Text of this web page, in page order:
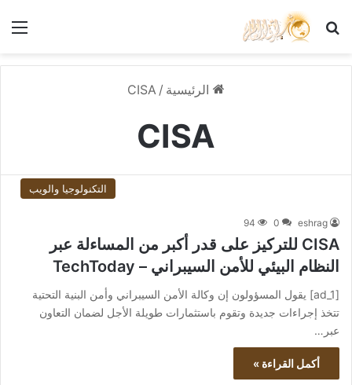
بحث عن
الرئيسية /
CISA
CISA
التكنولوجيا والويب
eshrag
0
94
CISA للتركيز على قدر أكبر من المساءلة عبر
النظام البيئي للأمن السيبراني – TechToday
[ad_1] يقول المسؤولون إن وكالة الأمن السيبراني وأمن البنية التحتية
تتخذ إجراءات جديدة وتقوم باستثمارات طويلة الأجل لضمان التعاون
عبر…
أكمل القراءة »